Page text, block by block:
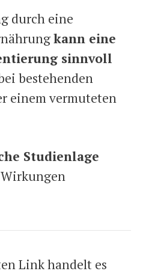
durch eine
kann eine
sinnvoll
bestehenden
einem vermuteten
Studienlage
Link handelt es